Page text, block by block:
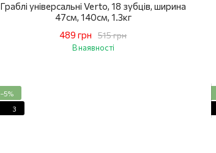
Граблі універсальні Verto, 18 зубців, ширина
47см, 140см, 1.3кг
515 грн
489 грн
В наявності
−5%
3